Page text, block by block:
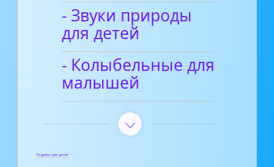
- Звуки природы
для детей
- Колыбельные для
малышей
Поделки для детей